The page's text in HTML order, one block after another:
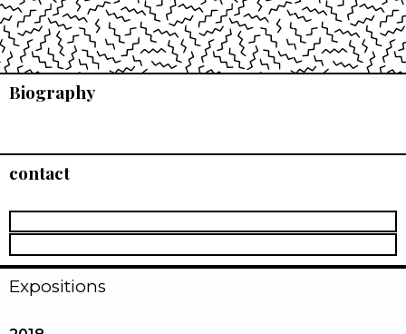
Biography
contact
Expositions